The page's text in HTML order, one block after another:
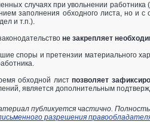
случаях при увольнении работника
заполнения обходного листа, но и
и т.п.).
не закрепляет
споры и претензии материального
обходной листпозволяет
является дополнительным
публикуется частично.
разрешения